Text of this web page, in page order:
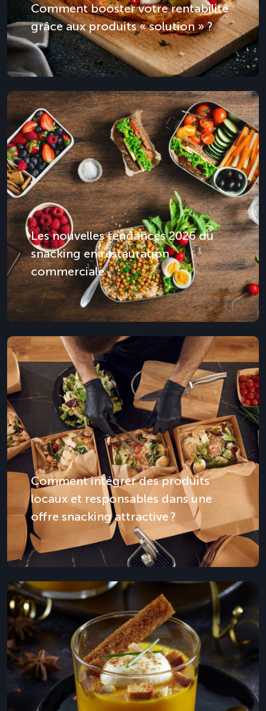
Comment booster votre rentabilité
grâce aux produits « solution » ?
Les nouvelles tendances 2026 du
snacking en restauration
commerciale
Comment intégrer des produits
locaux et responsables dans une
offre snacking attractive ?